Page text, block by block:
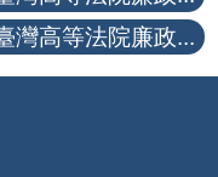
灣高等法院廉政...